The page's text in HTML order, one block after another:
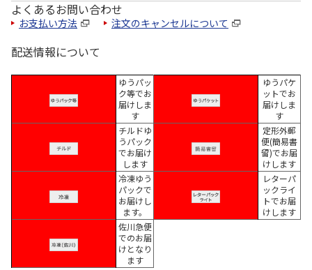
よくあるお問い合わせ
お支払い方法 注文のキャンセルについて
配送情報について
ゆうパッ
ク等でお
届けしま
す
ゆうパケ
ットでお
届けしま
す
チルドゆ
うパック
でお届け
します
定形外郵
便(簡易書
留)でお届
けします
冷凍ゆう
パックで
お届けし
ます。
レターパ
ックライ
トでお届
けします
佐川急便
でのお届
けとなり
ます